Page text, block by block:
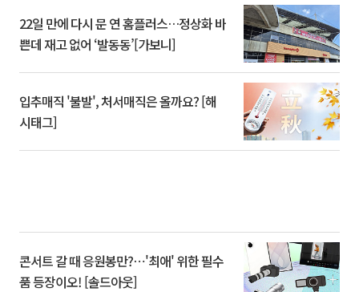
22일 만에 다시 문 연 홈플러스…정상화 바
쁜데 재고 없어 ‘발동동’[가보니]
입추매직 '불발', 처서매직은 올까요? [해
시태그]
콘서트 갈 때 응원봉만?⋯'최애' 위한 필수
품 등장이오! [솔드아웃]